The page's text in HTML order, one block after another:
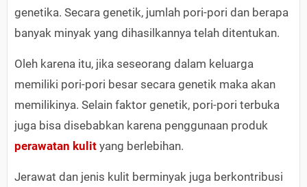
genetika. Secara genetik, jumlah pori-pori dan berapa
banyak minyak yang dihasilkannya telah ditentukan.
Oleh karena itu, jika seseorang dalam keluarga
memiliki pori-pori besar secara genetik maka akan
memilikinya. Selain faktor genetik, pori-pori terbuka
juga bisa disebabkan karena penggunaan produk
perawatan kulit yang berlebihan.
Jerawat dan jenis kulit berminyak juga berkontribusi